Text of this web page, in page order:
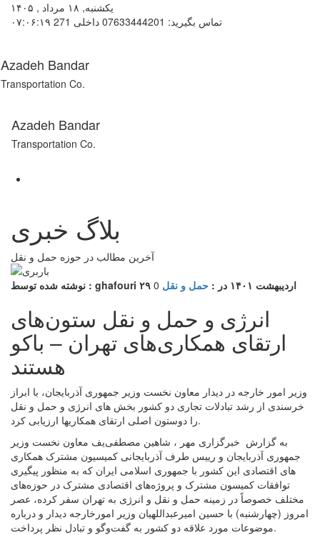
یکشنبه, ۱۸ مرداد , ۱۴۰۵
۰۷:۰۶:۱۹
تماس بگیرید: 07633444201 داخلی 271
Azadeh Bandar
Transportation Co.
Azadeh Bandar
Transportation Co.
بلاگ خبری
آخرین مطالب در حوزه حمل و نقل
نوشته شده توسط : ghafouri
۲۹ اردیبهشت ۱۴۰۱ در : حمل و نقل 0
انرژی و حمل و نقل ستون‌های
ارتقای همکاری‌های تهران – باکو
هستند
وزیر امور خارجه در دیدار معاون نخست وزیر جمهوری آذربایجان، با ابراز
خرسندی از رشد تبادلات تجاری دو کشور بخش های انرژی و حمل و نقل
را دوستون اصلی ارتقای همکاریها ارزیابی کرد.
به گزارش خبرگزاری مهر ، شاهین مصطفی‌یف معاون نخست وزیر
جمهوری آذربایجان و رییس طرف آذربایجانی کمیسیون مشترک همکاری
های اقتصادی این کشور با جمهوری اسلامی ایران که به منظور پیگیری
توافقات کمیسون مشترک و پروژه‌های اقتصادی مشترک در حوزه‌های
مختلف خصوصاً در زمینه حمل و نقل و انرژی به تهران سفر کرده، عصر
امروز (چهارشنبه) با حسین امیرعبداللهیان وزیر امورخارجه دیدار و درباره
موضوعات مورد علاقه دو کشور به گفت‌وگو و تبادل نظر پرداخت.